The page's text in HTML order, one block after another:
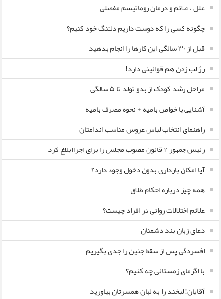
علل ، علائم و درمان روماتیسم مفصلی
چگونه کسی را که دوست داریم دلتنگ خود کنیم؟
قبل از ۳۰ سالگی این کارها را انجام بدهید
رژ لب زدن هم قوانینی دارد!
مراحل رشد کودک از بدو تولد تا ۵ سالگی
آشنایی با خواص بامیه + نحوه مصرف بامیه
راهنمای انتخاب لباس عروس مناسب اندامتان
رئیس جمهور ۲ قانون مصوب مجلس را برای اجرا ابلاغ کرد
آیا امکان بارداری بدون دخول وجود دارد؟
همه چیز درباره احکام طلاق
علائم اختلالات روانی در افراد چیست؟
دعای زبان بند دشمنان
افسردگی پس از سقط جنین را جدی بگیریم
با اگزمای زمستانی چه کنیم؟
آقایان! لبخند را به لبان همسرتان بیاورید